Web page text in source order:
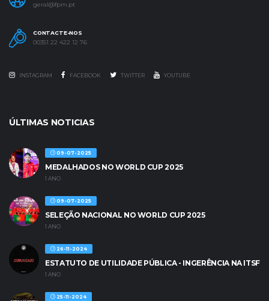
geral@fpm.pt
CONTACTE-NOS
00351 22 422 12 76
INSTAGRAM FACEBOOK TWITTER YOUTUBE
ÚLTIMAS NOTICIAS
09-07-2025
MEDALHADOS NO WORLD CUP 2025
1 ANO
09-07-2025
SELEÇÃO NACIONAL NO WORLD CUP 2025
1 ANO
26-11-2024
ESTATUTO DE UTILIDADE PÚBLICA - INGERÊNCIA NA ITSF
1 ANO
25-11-2024